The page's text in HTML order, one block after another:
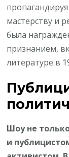
мастерству и
была
признанием,
литературе в
Шоу не
и